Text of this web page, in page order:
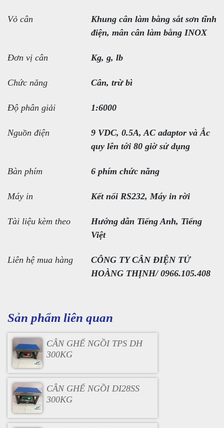
Vỏ cân
Khung cân làm bằng sắt sơn tĩnh
điện, mân cân làm bằng INOX
Đơn vị cân Kg, g, lb
Chức năng Cân, trừ bì
Độ phân giải 1:6000
Nguồn điện
9 VDC, 0.5A, AC adaptor và Ắc
quy lên tới 80 giờ sử dụng
Bàn phím 6 phím chức năng
Máy in Kết nối RS232, Máy in rời
Tài liệu kèm theo
Hướng dẫn Tiếng Anh, Tiếng
Việt
Liên hệ mua hàng
CÔNG TY CÂN ĐIỆN TỬ
HOÀNG THỊNH/ 0966.105.408
Sản phẩm liên quan
CÂN GHẾ NGỒI TPS DH
300KG
CÂN GHẾ NGỒI DI28SS
300KG